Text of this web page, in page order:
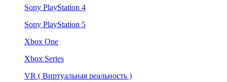
Sony PlayStation 4
Sony PlayStation 5
Xbox One
Xbox Series
VR ( Виртуальная реальность )